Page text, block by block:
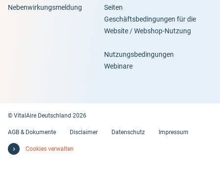
Nebenwirkungsmeldung
Seiten
Geschäftsbedingungen für die
Website / Webshop-Nutzung
Nutzungsbedingungen
Webinare
© VitalAire Deutschland 2026
AGB & Dokumente Disclaimer Datenschutz Impressum
Cookies verwalten